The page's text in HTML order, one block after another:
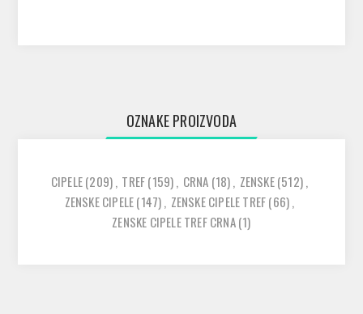
OZNAKE PROIZVODA
CIPELE(209), TREF(159), CRNA (18), ZENSKE(512),
ZENSKE CIPELE(147), ZENSKE CIPELE TREF(66),
ZENSKE CIPELE TREF CRNA(1)